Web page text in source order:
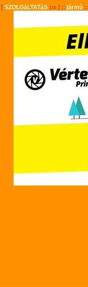
[ SZOLGáLTATáS 1/4] :: jármû::